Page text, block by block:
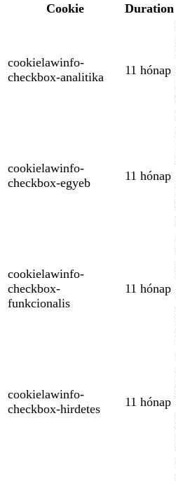
Cookie
Duration
cookielawinfo-
checkbox-analitika
11 hónap
cookielawinfo-
checkbox-egyeb
11 hónap
cookielawinfo-
checkbox-
funkcionalis
11 hónap
cookielawinfo-
checkbox-hirdetes
11 hónap